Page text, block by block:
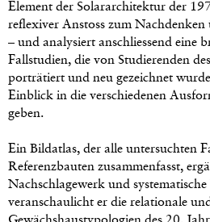
Element der Solararchitektur der
reflexiver Anstoss zum Nachdenken
– und analysiert anschliessend eine
Fallstudien, die von Studierenden
porträtiert und neu gezeichnet
Einblick in die verschiedenen
geben.
Ein Bildatlas, der alle untersuchten
Referenzbauten zusammenfasst,
Nachschlagewerk und
veranschaulicht er die relationale